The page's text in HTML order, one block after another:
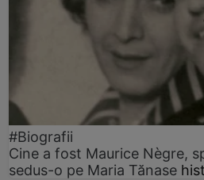
#Biografii
Cine a fost Maurice Nègre,
sedus-o pe Maria Tănase